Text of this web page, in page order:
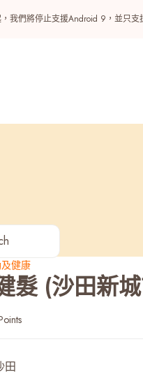
我們將停止支援Android 9，並只
NF Points AIRSIDE
健康
髮 (沙田新
田